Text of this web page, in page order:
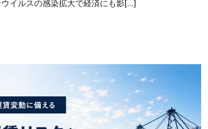
ウイルスの感染拡大で経済にも影[…]